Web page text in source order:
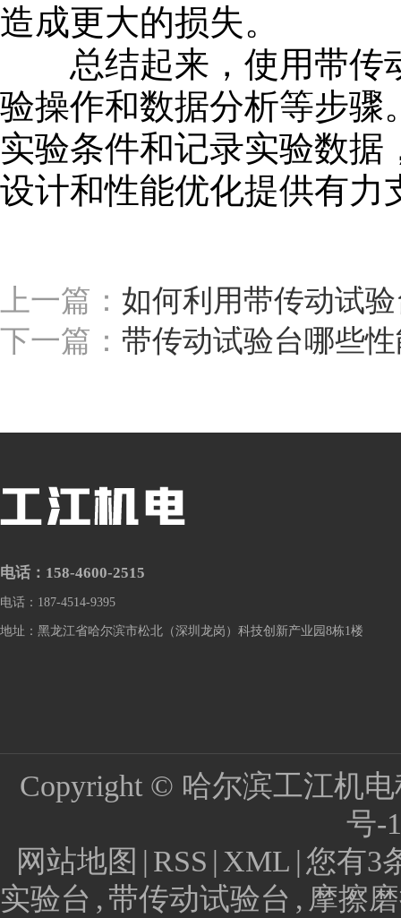
造成更大的损失。
总结起来，使用带传
验操作和数据分析等步骤
实验条件和记录实验数
设计和性能优化提供有力
上一篇： 如何利用带传动试
下一篇： 带传动试验台哪些
电话：158-4600-2515
电话：187-4514-9395
地址：黑龙江省哈尔滨市松北（深圳龙岗）科技创新产业园8栋1楼
Copyright © 哈尔滨工江机
号-1
网站地图 | RSS | XML | 您有3
实验台 , 带传动试验台 , 摩擦